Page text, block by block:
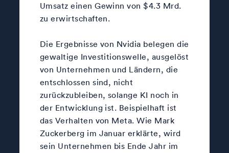
Umsatz einen Gewinn von $4.3 Mrd.
zu erwirtschaften.
Die Ergebnisse von Nvidia belegen die
gewaltige Investitionswelle, ausgelöst
von Unternehmen und Ländern, die
entschlossen sind, nicht
zurückzubleiben, solange KI noch in
der Entwicklung ist. Beispielhaft ist
das Verhalten von Meta. Wie Mark
Zuckerberg im Januar erklärte, wird
sein Unternehmen bis Ende Jahr im